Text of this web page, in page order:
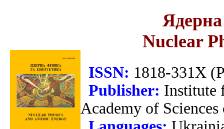
Ядерна
Nuclear
ISSN: 1818-331X
Publisher: Institute
Academy of